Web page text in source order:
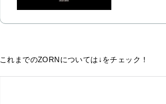
これまでのZORNについては↓をチェック！